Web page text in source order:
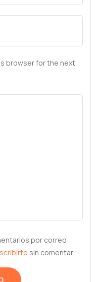
browser for the next
por correo
sin comentar.